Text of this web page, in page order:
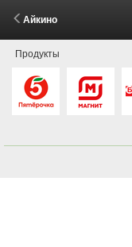
Айкино
Продукты